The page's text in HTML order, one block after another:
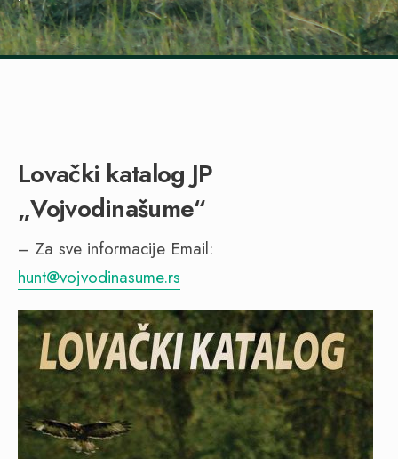
Lovački katalog JP
„Vojvodinašume“
– Za sve informacije Email:
hunt@vojvodinasume.rs